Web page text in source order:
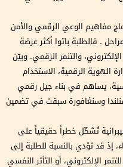
مفاهيم الوعي الرقمي والأمن
. فالطلبة باتوا أكثر عرضة
الإلكتروني، والتنمر الرقمي. وبيّن
الهوية الرقمية، الاستخدام
يساهم في بناء جيل رقمي
وسنغافورة سبقت في تضمين
تُشكّل خطراً حقيقياً على
إذ قد تؤدي بالنسبة للطلبة إلى
الإلكتروني، أو التأثر النفسي